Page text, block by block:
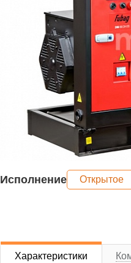
Исполнение Открытое
Характеристики